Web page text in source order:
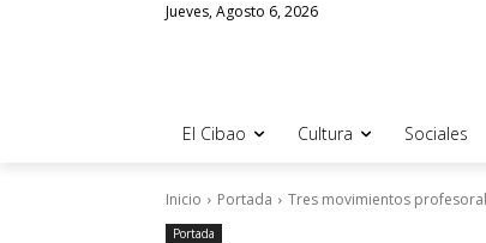
Jueves, Agosto 6, 2026
El Cibao Cultura Sociales
Inicio Portada Tres movimientos
Portada